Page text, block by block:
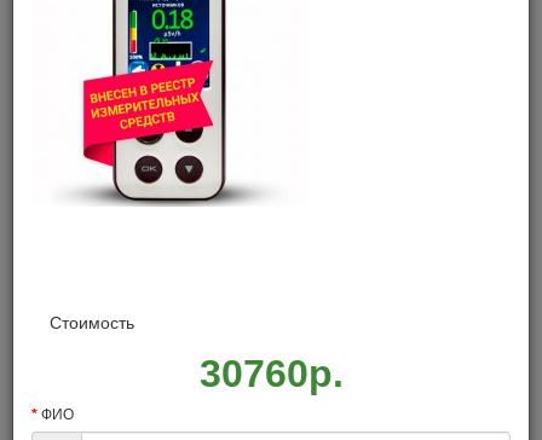
Стоимость
30760р.
ФИО